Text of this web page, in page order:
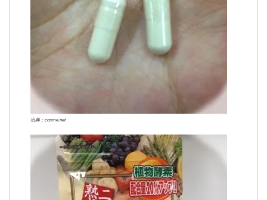
出典：cosme.net